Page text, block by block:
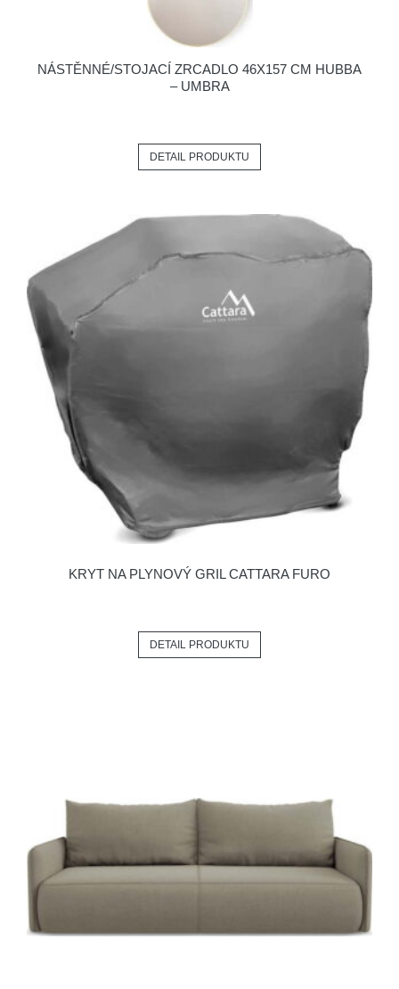
NÁSTĚNNÉ/STOJACÍ ZRCADLO 46X157 CM HUBBA
– UMBRA
DETAIL PRODUKTU
KRYT NA PLYNOVÝ GRIL CATTARA FURO
DETAIL PRODUKTU